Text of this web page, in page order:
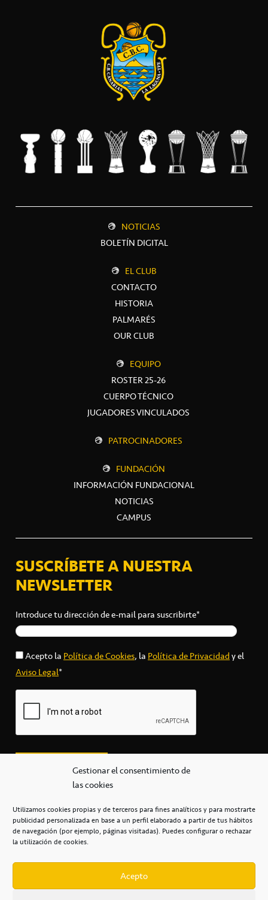
Gestionar el consentimiento de
las cookies
Utilizamos cookies propias y de terceros para fines analíticos y para mostrarte
publicidad personalizada en base a un perfil elaborado a partir de tus hábitos
de navegación (por ejemplo, páginas visitadas). Puedes configurar o rechazar
la utilización de cookies.
Acepto
NOTICIAS
BOLETÍN DIGITAL
EL CLUB
CONTACTO
HISTORIA
PALMARÉS
OUR CLUB
EQUIPO
ROSTER 25-26
CUERPO TÉCNICO
JUGADORES VINCULADOS
PATROCINADORES
FUNDACIÓN
INFORMACIÓN FUNDACIONAL
NOTICIAS
CAMPUS
SUSCRÍBETE A NUESTRA
NEWSLETTER
Introduce tu dirección de e-mail para suscribirte*
Acepto laPolítica de Cookies, laPolítica de Privacidady el
Aviso Legal*
secretaria@cbcanarias.es
+34 922 253 684
Casa del Deporte / 38108 – La Laguna